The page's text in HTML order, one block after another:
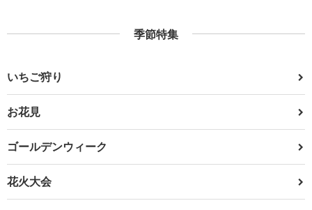
季節特集
いちご狩り
お花見
ゴールデンウィーク
花火大会